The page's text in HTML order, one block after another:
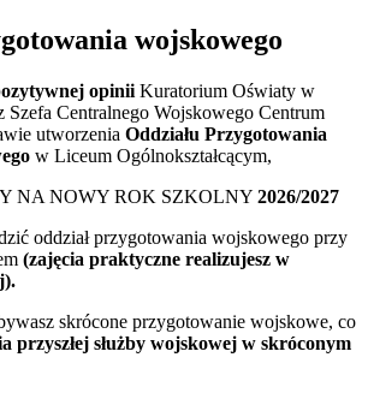
wojskowego
opinii Kuratorium Oświaty w
Szefa Centralnego Wojskowego Centrum
utworzenia Oddziału Przygotowania
w Liceum Ogólnokształcącym,
NA NOWY ROK SZKOLNY 2026/2027
oddział przygotowania wojskowego przy
(zajęcia praktyczne realizujesz w
skrócone przygotowanie wojskowe, co
przyszłej służby wojskowej w skróconym